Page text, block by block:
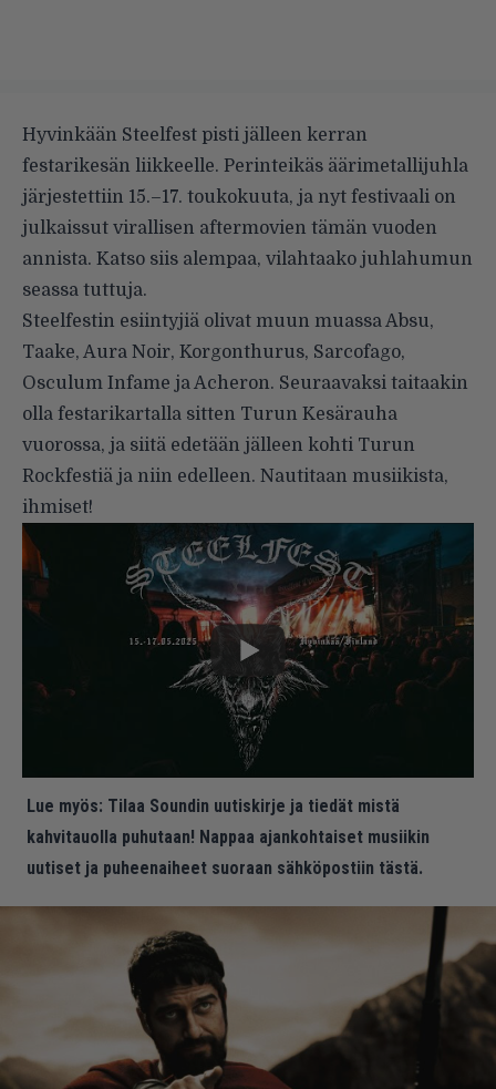
Hyvinkään Steelfest pisti jälleen kerran
festarikesän liikkeelle. Perinteikäs äärimetallijuhla
järjestettiin 15.–17. toukokuuta, ja nyt festivaali on
julkaissut virallisen aftermovien tämän vuoden
annista. Katso siis alempaa, vilahtaako juhlahumun
seassa tuttuja.
Steelfestin esiintyjiä olivat muun muassa Absu,
Taake, Aura Noir, Korgonthurus, Sarcofago,
Osculum Infame ja Acheron. Seuraavaksi taitaakin
olla festarikartalla sitten Turun Kesärauha
vuorossa, ja siitä edetään jälleen kohti Turun
Rockfestiä ja niin edelleen. Nautitaan musiikista,
ihmiset!
Lue myös: Tilaa Soundin uutiskirje ja tiedät mistä
kahvitauolla puhutaan! Nappaa ajankohtaiset musiikin
uutiset ja puheenaiheet suoraan sähköpostiin tästä.